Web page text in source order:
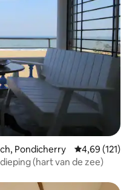
Pondicherry Gemiddelde
4,69 (121)
(hart van de zee)